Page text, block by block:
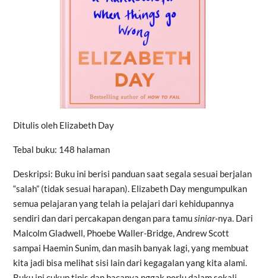
Ditulis oleh Elizabeth Day
Tebal buku: 148 halaman
Deskripsi: Buku ini berisi panduan saat segala sesuai berjalan
“salah” (tidak sesuai harapan). Elizabeth Day mengumpulkan
semua pelajaran yang telah ia pelajari dari kehidupannya
sendiri dan dari percakapan dengan para tamusiniar-nya. Dari
Malcolm Gladwell, Phoebe Waller-Bridge, Andrew Scott
sampai Haemin Sunim, dan masih banyak lagi, yang membuat
kita jadi bisa melihat sisi lain dari kegagalan yang kita alami.